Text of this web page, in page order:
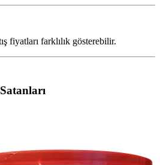
fiyatları farklılık gösterebilir.